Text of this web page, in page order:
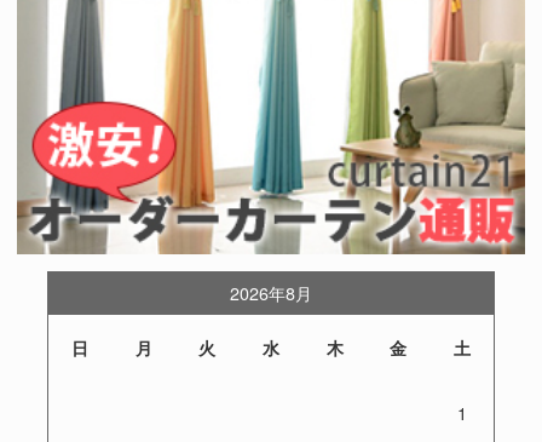
2026年8月
日 月 火 水 木 金 土
1